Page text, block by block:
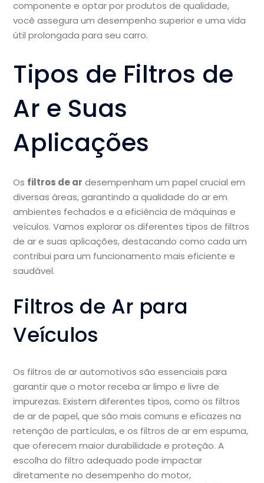
componente e optar por produtos de qualidade,
você assegura um desempenho superior e uma vida
útil prolongada para seu carro.
Tipos de Filtros de
Ar e Suas
Aplicações
Os filtros de ar desempenham um papel crucial em
diversas áreas, garantindo a qualidade do ar em
ambientes fechados e a eficiência de máquinas e
veículos. Vamos explorar os diferentes tipos de filtros
de ar e suas aplicações, destacando como cada um
contribui para um funcionamento mais eficiente e
saudável.
Filtros de Ar para
Veículos
Os filtros de ar automotivos são essenciais para
garantir que o motor receba ar limpo e livre de
impurezas. Existem diferentes tipos, como os filtros
de ar de papel, que são mais comuns e eficazes na
retenção de partículas, e os filtros de ar em espuma,
que oferecem maior durabilidade e proteção. A
escolha do filtro adequado pode impactar
diretamente no desempenho do motor,